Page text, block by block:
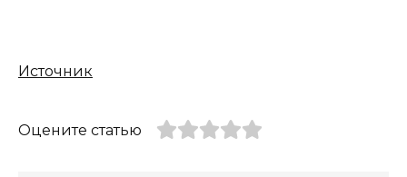
Источник
Оцените статью